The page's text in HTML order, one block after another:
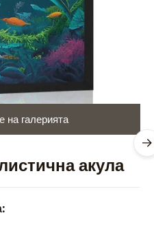
акула
на галерията